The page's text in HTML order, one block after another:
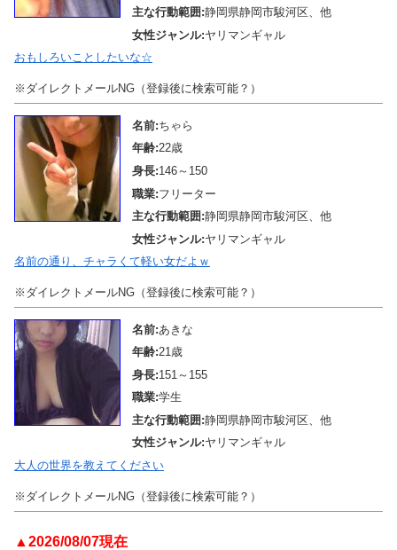
主な行動範囲:静岡県静岡市駿河区、他
女性ジャンル:ヤリマンギャル
おもしろいことしたいな☆
※ダイレクトメールNG（登録後に検索可能？）
名前:ちゃら
年齢:22歳
身長:146～150
職業:フリーター
主な行動範囲:静岡県静岡市駿河区、他
女性ジャンル:ヤリマンギャル
名前の通り、チャラくて軽い女だよｗ
※ダイレクトメールNG（登録後に検索可能？）
名前:あきな
年齢:21歳
身長:151～155
職業:学生
主な行動範囲:静岡県静岡市駿河区、他
女性ジャンル:ヤリマンギャル
大人の世界を教えてください
※ダイレクトメールNG（登録後に検索可能？）
▲2026/08/07現在